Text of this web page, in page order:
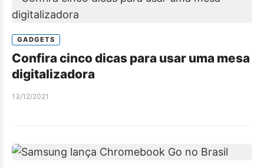
GADGETS
Confira cinco dicas para usar uma mesa
digitalizadora
13/12/2021